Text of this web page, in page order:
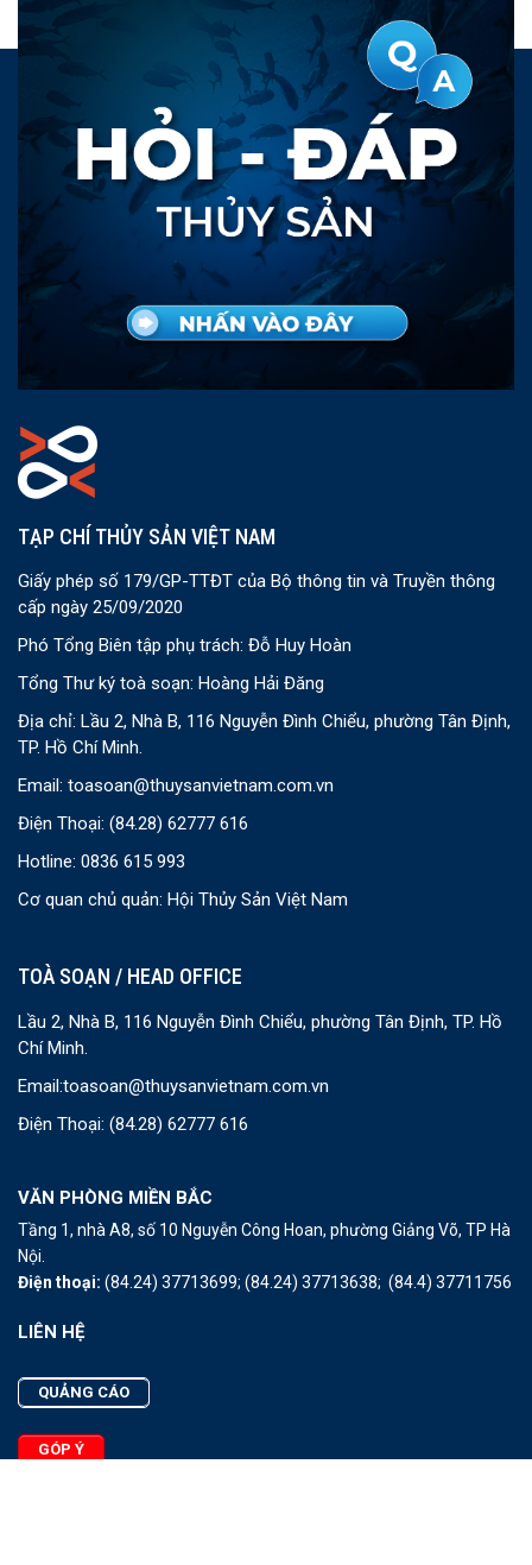
TẠP CHÍ THỦY SẢN VIỆT NAM
Giấy phép số 179/GP-TTĐT của Bộ thông tin và Truyền thông
cấp ngày 25/09/2020
Phó Tổng Biên tập phụ trách: Đỗ Huy Hoàn
Tổng Thư ký toà soạn: Hoàng Hải Đăng
Địa chỉ: Lầu 2, Nhà B, 116 Nguyễn Đình Chiểu, phường Tân Định,
TP. Hồ Chí Minh.
Email: toasoan@thuysanvietnam.com.vn
Điện Thoại: (84.28) 62777 616
Hotline: 0836 615 993
Cơ quan chủ quản: Hội Thủy Sản Việt Nam
TOÀ SOẠN / HEAD OFFICE
Lầu 2, Nhà B, 116 Nguyễn Đình Chiểu, phường Tân Định, TP. Hồ
Chí Minh.
Email:toasoan@thuysanvietnam.com.vn
Điện Thoại: (84.28) 62777 616
VĂN PHÒNG MIỀN BẮC
Tầng 1, nhà A8, số 10 Nguyễn Công Hoan, phường Giảng Võ, TP Hà
Nội.
Điện thoại: (84.24) 37713699; (84.24) 37713638; (84.4) 37711756
LIÊN HỆ
QUẢNG CÁO
GÓP Ý